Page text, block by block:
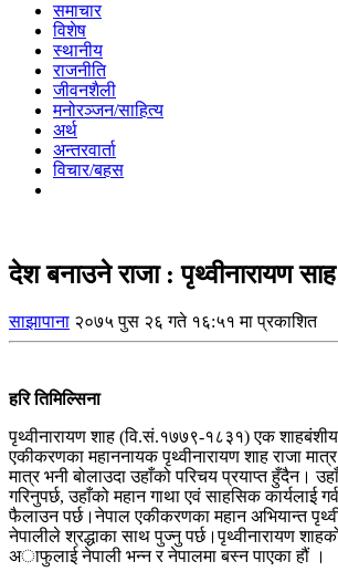
समाचार
विशेष
स्थानीय
राजनीति
जीवनशैली
मनोरञ्जन/साहित्य
अर्थ
अन्तरवार्ता
विचार/बहस
देश बनाउने राजा : पृथ्वीनारायण साह
साझापाना २०७५ पुस २६ गते १६:५१ मा प्रकाशित
हरि तिमिल्सिना
पृथ्वीनारायण शाह (वि.सं.१७७९-१८३१) एक
एकीकरणका महाननायक पृथ्वीनारायण शाह राजा
मात्र भनी बोलाउदा उहाँको परिचय प्रयाप्त हुँदैन।
गरिनुपर्छ, उहाँको महान गाथा एवं साहसिक कार्यलाई
फैलाउन पर्छ।नेपाल एकीकरणका महान अभियान्त
नेपालीले श्रद्धाका साथ पुज्नु पर्छ।पृथ्वीनारायण
अाफुलाई नेपाली भन्न र नेपालमा बस्न पाएका हौं ।